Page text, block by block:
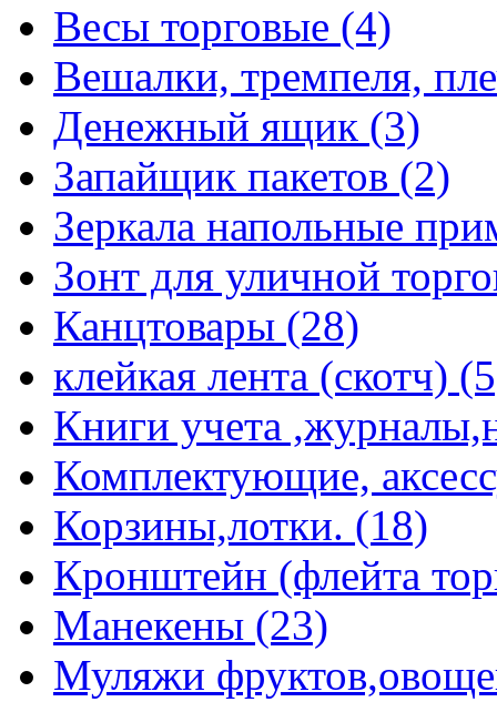
Весы торговые (4)
Вешалки, тремпеля,
Денежный ящик (3)
Запайщик пакетов (2)
Зеркала напольные
Зонт для уличной
Канцтовары (28)
клейкая лента (скотч)
Книги учета
Комплектующие,
Корзины,лотки. (18)
Кронштейн (флейта
Манекены (23)
Муляжи